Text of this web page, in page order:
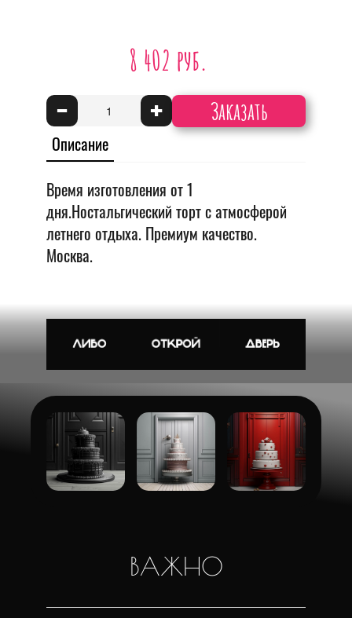
8 402 руб.
Заказать
- +
Описание
Время изготовления от 1
дня.Ностальгический торт с атмосферой
летнего отдыха. Премиум качество.
Москва.
ВАЖНО